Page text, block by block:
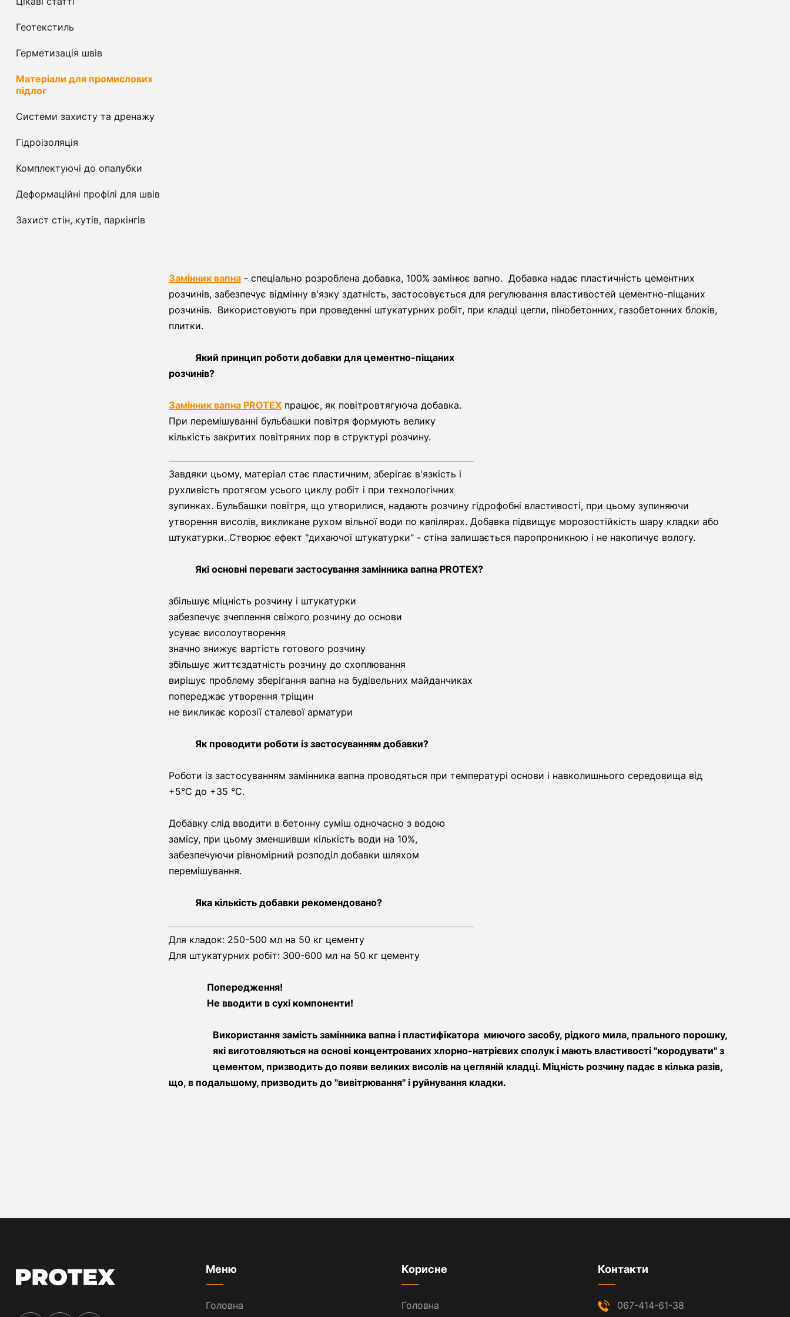
Замінник вапна - спеціально розроблена добавка, 100% замінює вапно. Добавка надає пластичність цементних
розчинів, забезпечує відмінну в'язку здатність, застосовується для регулювання властивостей цементно-піщаних
розчинів. Використовують при проведенні штукатурних робіт, при кладці цегли, пінобетонних, газобетонних блоків,
плитки.
Який принцип роботи добавки для цементно-піщаних
розчинів?
Замінник вапна PROTEX працює, як повітровтягуюча добавка.
При перемішуванні бульбашки повітря формують велику
кількість закритих повітряних пор в структурі розчину.
Завдяки цьому, матеріал стає пластичним, зберігає в'язкість і
рухливість протягом усього циклу робіт і при технологічних
зупинках. Бульбашки повітря, що утворилися, надають розчину гідрофобні властивості, при цьому зупиняючи
утворення висолів, викликане рухом вільної води по капілярах. Добавка підвищує морозостійкість шару кладки або
штукатурки. Створює ефект "дихаючої штукатурки" - стіна залишається паропроникною і не накопичує вологу.
Які основні переваги застосування замінника вапна PROTEX?
збільшує міцність розчину і штукатурки
забезпечує зчеплення свіжого розчину до основи
усуває висолоутворення
значно знижує вартість готового розчину
збільшує життєздатність розчину до схоплювання
вирішує проблему зберігання вапна на будівельних майданчиках
попереджає утворення тріщин
не викликає корозії сталевої арматури
Як проводити роботи із застосуванням добавки?
Роботи із застосуванням замінника вапна проводяться при температурі основи і навколишнього середовища від
+5°С до +35 °С.
Добавку слід вводити в бетонну суміш одночасно з водою
замісу, при цьому зменшивши кількість води на 10%,
забезпечуючи рівномірний розподіл добавки шляхом
перемішування.
Яка кількість добавки рекомендовано?
Для кладок: 250-500 мл на 50 кг цементу
Для штукатурних робіт: 300-600 мл на 50 кг цементу
Попередження!
Не вводити в сухі компоненти!
Використання замість замінника вапна і пластифікатора миючого засобу, рідкого мила, прального порошку,
які виготовляються на основі концентрованих хлорно-натрієвих сполук і мають властивості "кородувати" з
цементом, призводить до появи великих висолів на цегляній кладці. Міцність розчину падає в кілька разів,
що, в подальшому, призводить до "вивітрювання" і руйнування кладки.
Геотекстиль
Герметизація швів
Матеріали для промислових
підлог
Системи захисту та дренажу
Гідроізоляція
Комплектуючі до опалубки
Деформаційні профілі для швів
Захист стін, кутів, паркінгів
Меню
Головна
Корисне
Головна
Контакти
067-414-61-38